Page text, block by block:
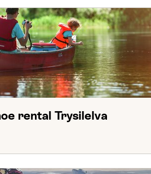
rental Trysilelva